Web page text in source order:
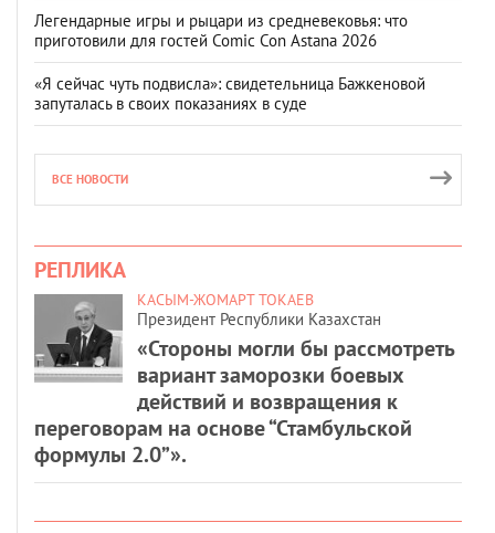
Легендарные игры и рыцари из средневековья: что
приготовили для гостей Comic Con Astana 2026
«Я сейчас чуть подвисла»: свидетельница Бажкеновой
запуталась в своих показаниях в суде
ВСЕ НОВОСТИ
РЕПЛИКА
КАСЫМ-ЖОМАРТ ТОКАЕВ
Президент Республики Казахстан
«Стороны могли бы рассмотреть
вариант заморозки боевых
действий и возвращения к
переговорам на основе “Стамбульской
формулы 2.0”».